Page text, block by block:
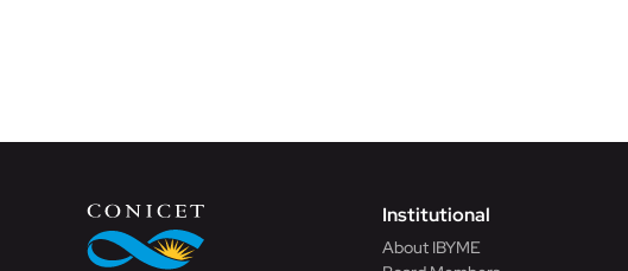
Institutional
About IBYME